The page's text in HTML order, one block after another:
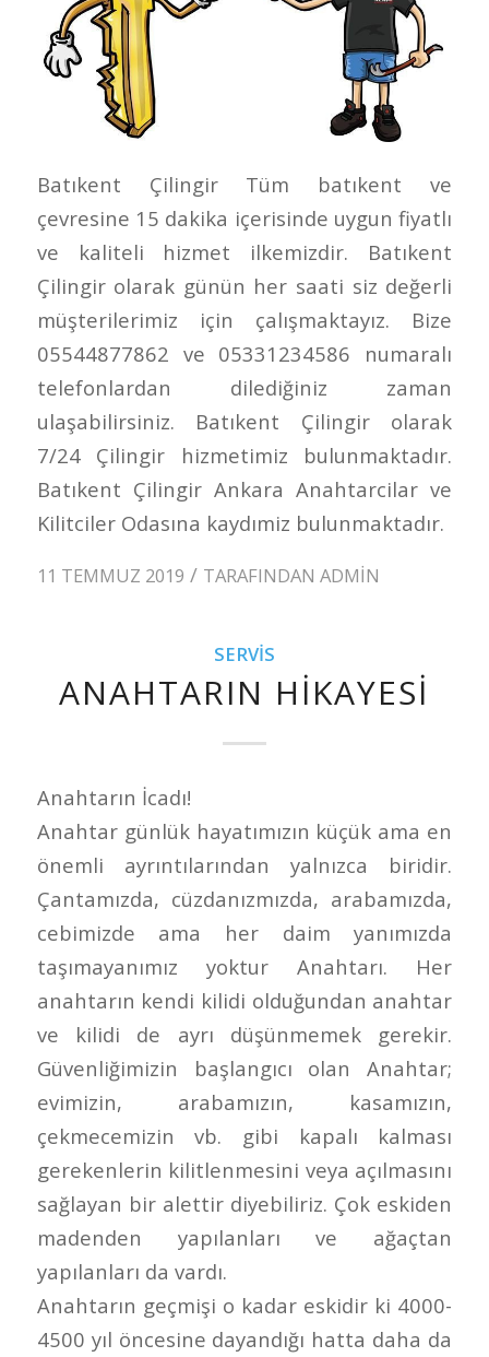
Batıkent Çilingir Tüm batıkent ve
çevresine 15 dakika içerisinde uygun fiyatlı
ve kaliteli hizmet ilkemizdir. Batıkent
Çilingir olarak günün her saati siz değerli
müşterilerimiz için çalışmaktayız. Bize
05544877862 ve 05331234586 numaralı
telefonlardan dilediğiniz zaman
ulaşabilirsiniz. Batıkent Çilingir olarak
7/24 Çilingir hizmetimiz bulunmaktadır.
Batıkent Çilingir Ankara Anahtarcilar ve
Kilitciler Odasına kaydımiz bulunmaktadır.
11 TEMMUZ 2019 / TARAFINDAN ADMIN
SERVIS
ANAHTARIN HIKAYESI
Anahtarın İcadı!
Anahtar günlük hayatımızın küçük ama en
önemli ayrıntılarından yalnızca biridir.
Çantamızda, cüzdanızmızda, arabamızda,
cebimizde ama her daim yanımızda
taşımayanımız yoktur Anahtarı. Her
anahtarın kendi kilidi olduğundan anahtar
ve kilidi de ayrı düşünmemek gerekir.
Güvenliğimizin başlangıcı olan Anahtar;
evimizin, arabamızın, kasamızın,
çekmecemizin vb. gibi kapalı kalması
gerekenlerin kilitlenmesini veya açılmasını
sağlayan bir alettir diyebiliriz. Çok eskiden
madenden yapılanları ve ağaçtan
yapılanları da vardı.
Anahtarın geçmişi o kadar eskidir ki 4000-
4500 yıl öncesine dayandığı hatta daha da